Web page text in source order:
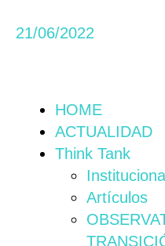
21/06/2022
HOME
ACTUALIDAD
Think Tank
Institucional
Artículos